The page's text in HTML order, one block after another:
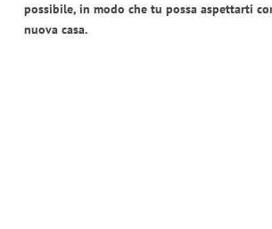
possibile, in modo che tu possa aspettarti
nuova casa.